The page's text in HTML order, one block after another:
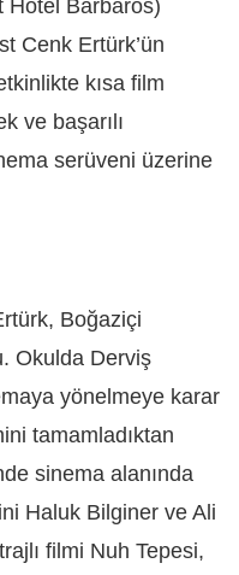
Hotel Barbaros)
Cenk Ertürk’ün
kısa film
ve başarılı
serüveni üzerine
Boğaziçi
Okulda Derviş
yönelmeye karar
tamamladıktan
sinema alanında
Haluk Bilginer ve Ali
filmi Nuh Tepesi,